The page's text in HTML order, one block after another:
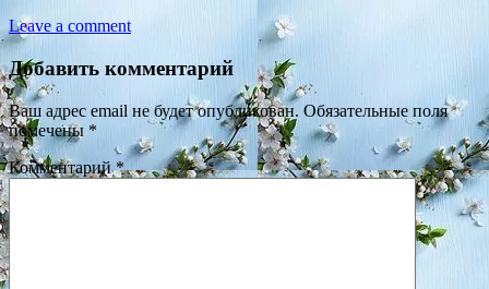
Leave a comment
Добавить комментарий
Ваш адрес email не будет опубликован. Обязательные поля
помечены *
Комментарий*